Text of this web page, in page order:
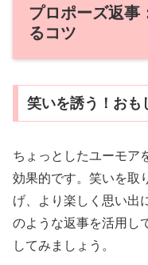
プロポーズ返事
るコツ
笑いを誘う！おも
ちょっとしたユーモア
効果的です。笑いを取
げ、より楽しく思い出
のような返事を活用し
してみましょう。